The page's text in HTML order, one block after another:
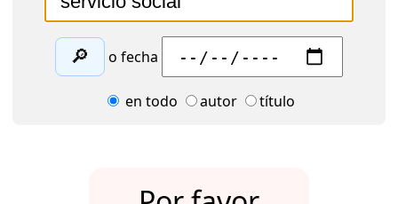
🔎 o fecha
en todo autor título